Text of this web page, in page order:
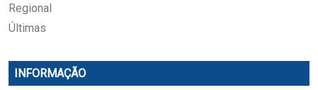
Regional
Últimas
INFORMAÇÃO